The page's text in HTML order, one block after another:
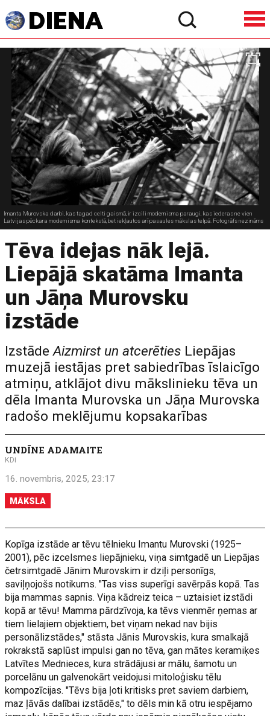
Imanta Murovska darbi, kas tagad celti gaismā, ir izcili modernisma paraugi, kas iederas ne vien
Latvijas pēckara modernisma kontekstā, bet iekļautos arī pasaules mākslas telpā. Fotogrāfs nezināms
Tēva idejas nāk lejā.
Liepājā skatāma Imanta
un Jāņa Murovsku
izstāde
IzstādeAizmirst un atcerēties Liepājas
muzejā iestājas pret sabiedrības īslaicīgo
atmiņu, atklājot divu mākslinieku tēva un
dēla Imanta Murovska un Jāņa Murovska
radošo meklējumu kopsakarības
UNDĪNE ADAMAITE
KDi
16. novembris, 2025, 23:17
MĀKSLA
Kopīga izstāde ar tēvu tēlnieku Imantu Murovski (1925–
2001), pēc izcelsmes liepājnieku, viņa simtgadē un Liepājas
četrsimtgadē Jānim Murovskim ir dziļi personīgs,
saviļņojošs notikums. "Tas viss superīgi savērpās kopā. Tas
bija mammas sapnis. Viņa kādreiz teica – uztaisiet izstādi
kopā ar tēvu! Mamma pārdzīvoja, ka tēvs vienmēr ņemas ar
tiem lielajiem objektiem, bet viņam nekad nav bijis
personālizstādes," stāsta Jānis Murovskis, kura smalkajā
rokrakstā saplūst impulsi gan no tēva, gan mātes keramiķes
Latvītes Mednieces, kura strādājusi ar mālu, šamotu un
porcelānu un galvenokārt veidojusi mitoloģisku tēlu
kompozīcijas. "Tēvs bija ļoti kritisks pret saviem darbiem,
maz ļāvās dalībai izstādēs," to dēls min kā otru iespējamo